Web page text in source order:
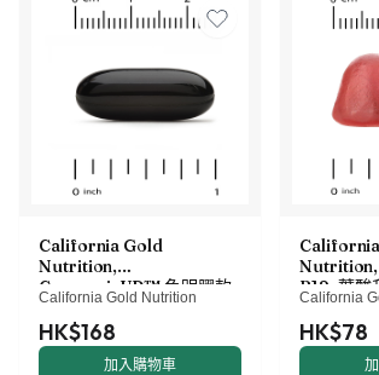
California Gold
Nutrition,
CurcuminUP™ 魚明膠軟
膠囊，含 Omega-3 姜黃素
複合物、黑種草籽油、乳香和
生姜，30 粒
California Gold Nutrition
HK$168
加入購物車
Nutrition,
B12、葉
複合維他
味，45 粒
California
HK$78